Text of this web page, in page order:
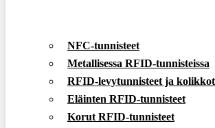
NFC-tunnisteet
Metallisessa RFID-tunnisteissa
RFID-levytunnisteet ja
Eläinten RFID-tunnisteet
Korut RFID-tunnisteet